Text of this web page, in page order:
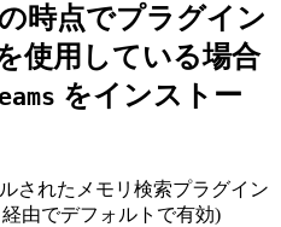
の時点でプラグイン
使用している場合
をインストー
されたメモリ検索プラグイン
経由でデフォルトで有効)